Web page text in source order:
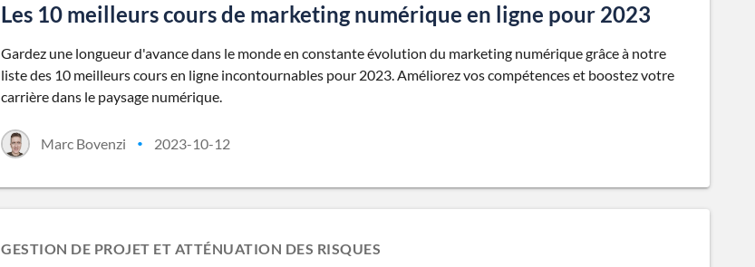
Les 10 meilleurs cours de marketing numérique en ligne pour 2023
Gardez une longueur d'avance dans le monde en constante évolution du marketing numérique grâce à notre
liste des 10 meilleurs cours en ligne incontournables pour 2023. Améliorez vos compétences et boostez votre
carrière dans le paysage numérique.
Marc Bovenzi • 2023-10-12
GESTION DE PROJET ET ATTÉNUATION DES RISQUES